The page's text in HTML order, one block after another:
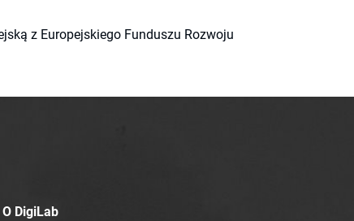
z Europejskiego Funduszu Rozwoju
O DigiLab